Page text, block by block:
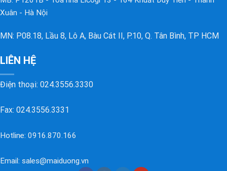
Xuân - Hà Nội
MN: P08.18, Lầu 8, Lô A, Bàu Cát II, P.10, Q. Tân Bình, TP HCM
LIÊN HỆ
Điện thoại: 024.3556.3330
Fax: 024.3556.3331
Hotline: 0916.870.166
Email: sales@maiduong.vn